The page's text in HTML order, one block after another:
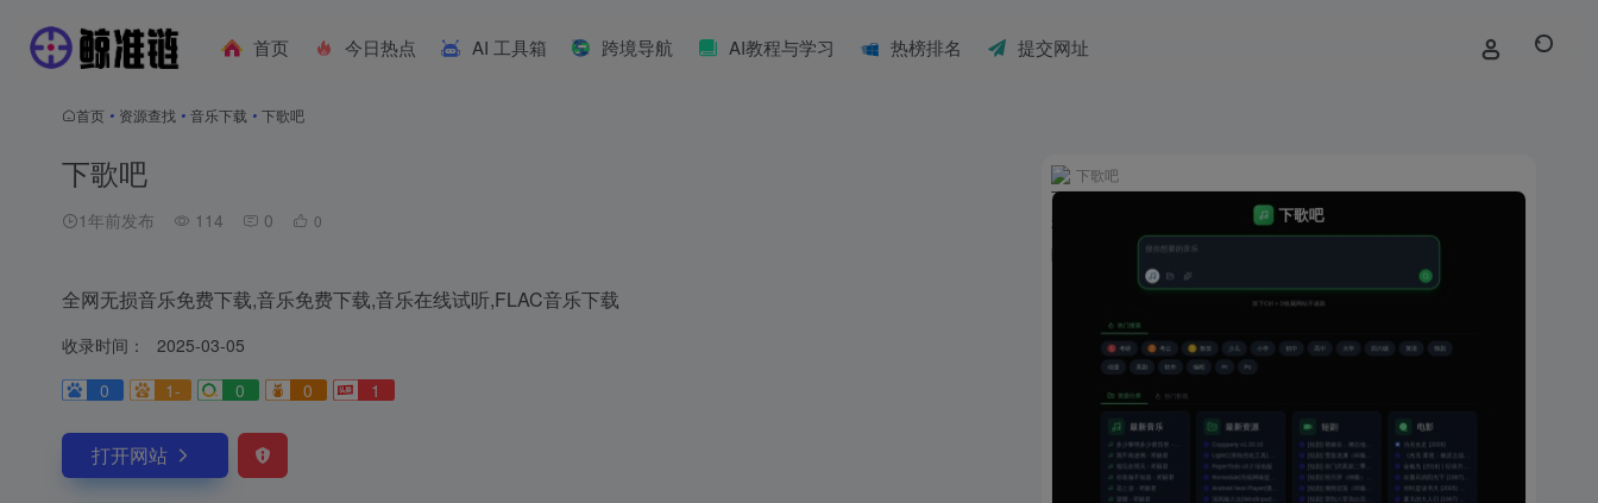
首页 今日热点 AI 工具箱 跨境导航 AI教程与学习 热榜排名 提交网址
首页 • 资源查找 • 音乐下载 • 下歌吧
下歌吧
1年前发布 114 0 0
全网无损音乐免费下载,音乐免费下载,音乐在线试听,FLAC音乐下载
收录时间：
2025-03-05
0
1- 0 0 1
打开网站
下歌吧